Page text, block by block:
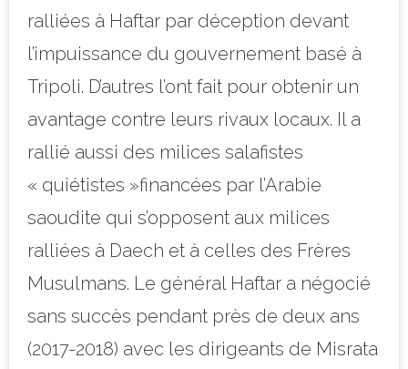
ralliées à Haftar par déception devant
l’impuissance du gouvernement basé à
Tripoli. D’autres l’ont fait pour obtenir un
avantage contre leurs rivaux locaux. Il a
rallié aussi des milices salafistes
« quiétistes »financées par l’Arabie
saoudite qui s’opposent aux milices
ralliées à Daech et à celles des Frères
Musulmans. Le général Haftar a négocié
sans succès pendant près de deux ans
(2017-2018) avec les dirigeants de Misrata